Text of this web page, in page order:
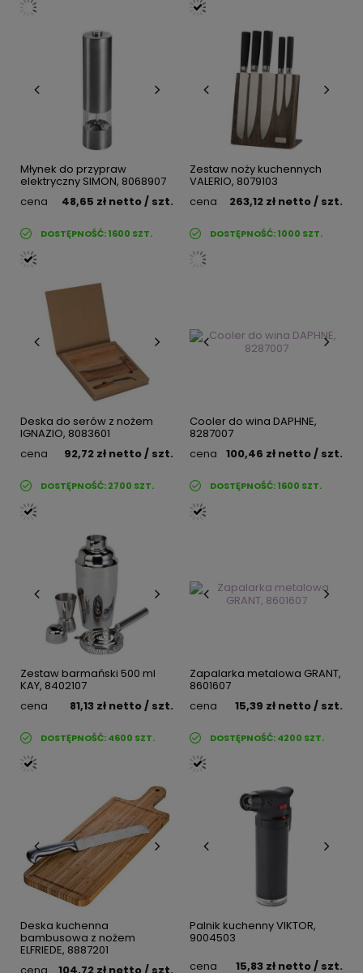
Młynek do przypraw
elektryczny SIMON, 8068907
cena
48,65 zł netto/ szt.
DOSTĘPNOŚĆ:1600 SZT.
Zestaw noży kuchennych
VALERIO, 8079103
cena
263,12 zł netto/ szt.
DOSTĘPNOŚĆ:1000 SZT.
Deska do serów z nożem
IGNAZIO, 8083601
cena
92,72 zł netto/ szt.
DOSTĘPNOŚĆ:2700 SZT.
Cooler do wina DAPHNE,
8287007
cena
100,46 zł netto/ szt.
DOSTĘPNOŚĆ:1600 SZT.
Zestaw barmański 500 ml
KAY, 8402107
cena
81,13 zł netto/ szt.
DOSTĘPNOŚĆ:4600 SZT.
Zapalarka metalowa GRANT,
8601607
cena
15,39 zł netto/ szt.
DOSTĘPNOŚĆ:4200 SZT.
Deska kuchenna
bambusowa z nożem
ELFRIEDE, 8887201
Palnik kuchenny VIKTOR,
9004503
cena
15,83 zł netto/ szt.